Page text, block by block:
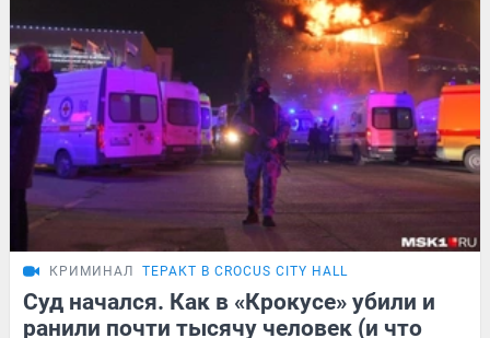
КРИМИНАЛ ТЕРАКТ В CROCUS CITY HALL
Суд начался. Как в «Крокусе» убили и
ранили почти тысячу человек (и что